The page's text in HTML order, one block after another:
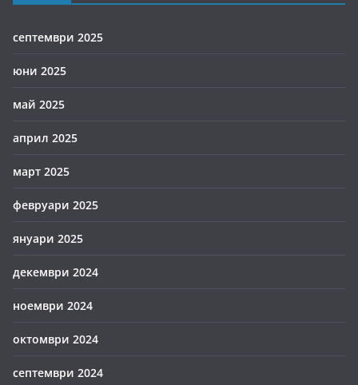
септември 2025
юни 2025
май 2025
април 2025
март 2025
февруари 2025
януари 2025
декември 2024
ноември 2024
октомври 2024
септември 2024